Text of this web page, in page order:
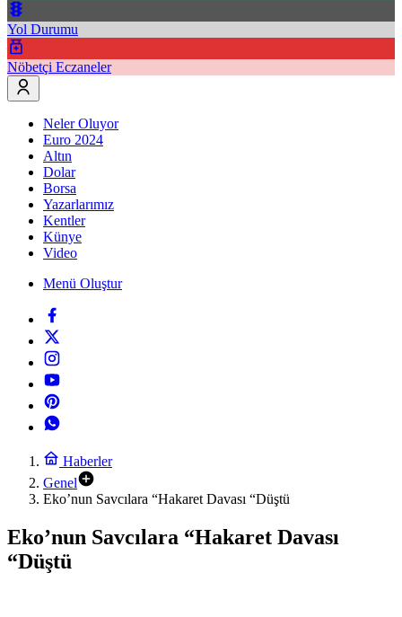
Yol Durumu
Nöbetçi Eczaneler
Neler Oluyor
Euro 2024
Altın
Dolar
Borsa
Yazarlarımız
Kentler
Künye
Video
Menü Oluştur
Haberler
Genel
Eko’nun Savcılara “Hakaret Davası “Düştü
Eko’nun Savcılara “Hakaret Davası
“Düştü